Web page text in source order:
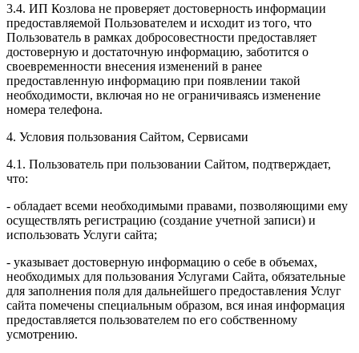
3.4. ИП Козлова не проверяет достоверность информации
предоставляемой Пользователем и исходит из того, что
Пользователь в рамках добросовестности предоставляет
достоверную и достаточную информацию, заботится о
своевременности внесения изменений в ранее
предоставленную информацию при появлении такой
необходимости, включая но не ограничиваясь изменение
номера телефона.
4. Условия пользования Сайтом, Сервисами
4.1. Пользователь при пользовании Сайтом, подтверждает,
что:
- обладает всеми необходимыми правами, позволяющими ему
осуществлять регистрацию (создание учетной записи) и
использовать Услуги сайта;
- указывает достоверную информацию о себе в объемах,
необходимых для пользования Услугами Сайта, обязательные
для заполнения поля для дальнейшего предоставления Услуг
сайта помечены специальным образом, вся иная информация
предоставляется пользователем по его собственному
усмотрению.